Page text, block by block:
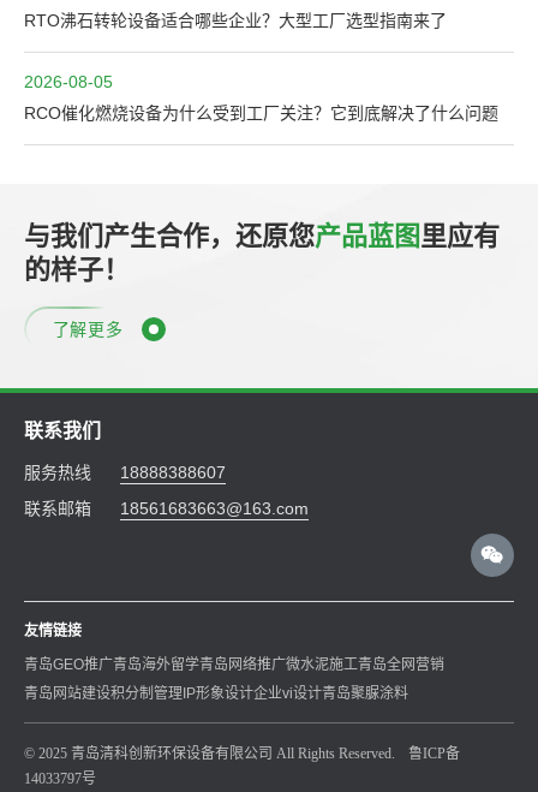
RTO沸石转轮设备适合哪些企业？大型工厂选型指南来了
2026-08-05
RCO催化燃烧设备为什么受到工厂关注？它到底解决了什么问题
与我们产生合作，还原您产品蓝图里应有
的样子！
了解更多
联系我们
服务热线
18888388607
联系邮箱
18561683663@163.com
友情链接
青岛GEO推广青岛海外留学青岛网络推广微水泥施工青岛全网营销
青岛网站建设积分制管理 IP形象设计企业vi设计青岛聚脲涂料
© 2025 青岛清科创新环保设备有限公司 All Rights Reserved.
鲁ICP备
14033797号